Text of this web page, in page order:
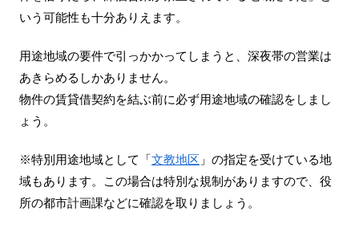
いう可能性も十分ありえます。
用途地域の要件で引っかかってしまうと、深夜帯の営業は
あきらめるしかありません。
物件の賃貸借契約を結ぶ前に必ず用途地域の確認をしまし
ょう。
※特別用途地域として「文教地区 」の指定を受けている地
域もあります。この場合は特別な規制がありますので、役
所の都市計画課などに確認を取りましょう。